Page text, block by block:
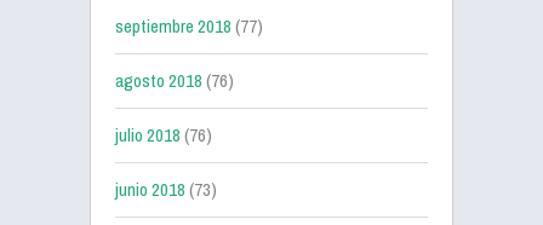
septiembre 2018(77)
agosto 2018(76)
julio 2018(76)
junio 2018(73)